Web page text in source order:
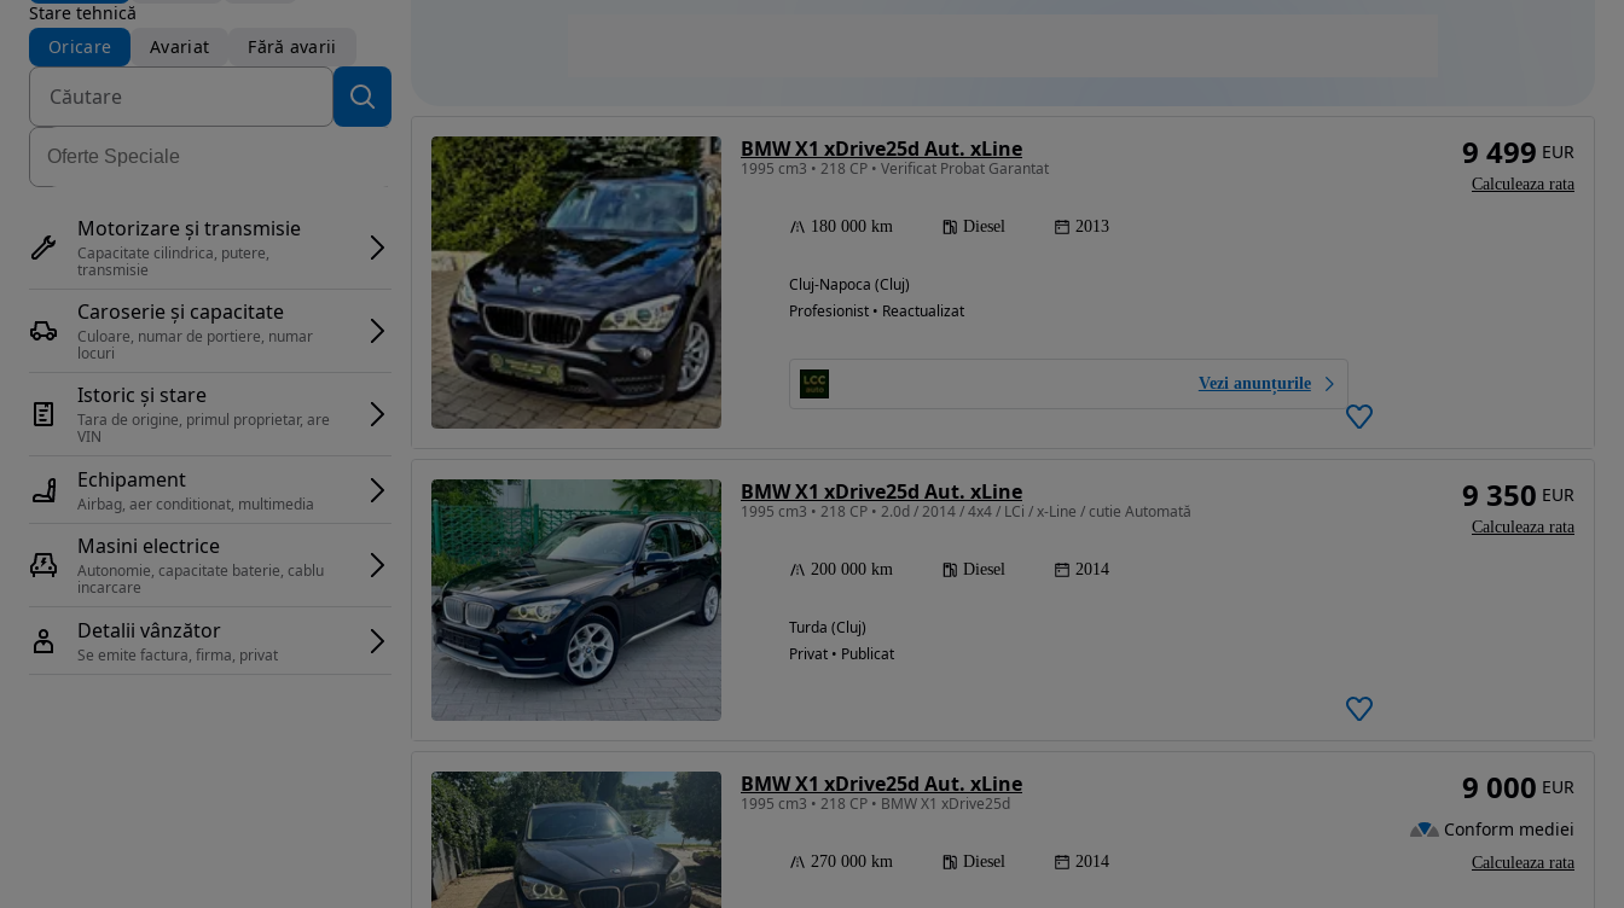
Stare tehnică
Oricare
Avariat Fără avarii
Motorizare și transmisie
Capacitate cilindrica, putere,
transmisie
Caroserie și capacitate
Culoare, numar de portiere, numar
locuri
Istoric și stare
Tara de origine, primul proprietar, are
Echipament
Airbag, aer conditionat, multimedia
Masini electrice
Autonomie, capacitate baterie, cablu
Detalii vânzător
Se emite factura, firma, privat
BMW X1 xDrive25d Aut. xLine
1995 cm3 • 218 CP • Verificat Probat Garantat
180 000 km Diesel 2013
Cluj-Napoca (Cluj)
Profesionist • Reactualizat
Vezi anunțurile
9 499 EUR
Calculeaza rata
BMW X1 xDrive25d Aut. xLine
1995 cm3 • 218 CP • 2.0d / 2014 / 4x4 / LCi / x-Line / cutie Automată
200 000 km Diesel 2014
Turda (Cluj)
Privat • Publicat
9 350 EUR
Calculeaza rata
BMW X1 xDrive25d Aut. xLine
1995 cm3 • 218 CP • BMW X1 xDrive25d
270 000 km Diesel 2014
9 000 EUR
Conform mediei
Calculeaza rata